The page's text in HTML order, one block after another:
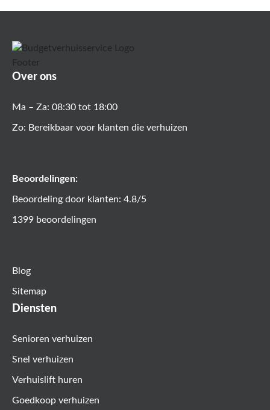
Over ons
Ma – Za: 08:30 tot 18:00
Zo: Bereikbaar voor klanten die verhuizen
Beoordelingen:
Beoordeling door klanten: 4.8/5
1399 beoordelingen
Blog
Sitemap
Diensten
Senioren verhuizen
Snel verhuizen
Verhuislift huren
Goedkoop verhuizen